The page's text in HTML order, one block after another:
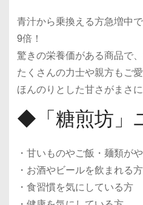
青汁から乗換える方急増中
9倍！
驚きの栄養価がある商品で
たくさんの力士や親方もご
ほんのりとした甘さがまさ
◆「糖煎坊」
・甘いものやご飯・麺類が
・お酒やビールを飲まれる方
・食習慣を気にしている方